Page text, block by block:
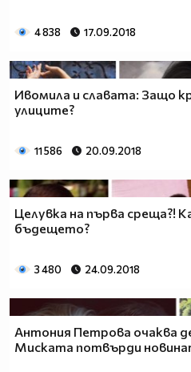
4 838 17.09.2018
Ивомила и славата: Защо
улиците?
11 586 20.09.2018
Целувка на първа среща?!
бъдещето?
3 480 24.09.2018
Антония Петрова очаква
Миската потвърди